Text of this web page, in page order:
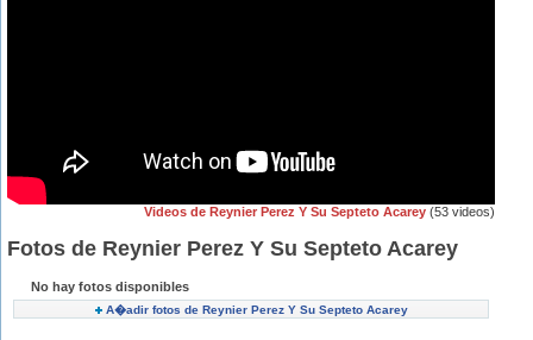
Videos de Reynier Perez Y Su Septeto Acarey (53 videos)
Fotos de Reynier Perez Y Su Septeto Acarey
No hay fotos disponibles
A�adir fotos de Reynier Perez Y Su Septeto Acarey